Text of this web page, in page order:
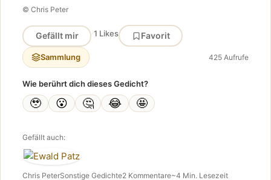
© Chris Peter
Gefällt mir 1 Likes Favorit
Sammlung 425 Aufrufe
Wie berührt dich dieses Gedicht?
🥹 😮 🤔 😂 🤩
Gefällt auch:
Chris PeterSonstige Gedichte2 Kommentare~4 Min. Lesezeit